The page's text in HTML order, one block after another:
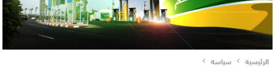
الرئيسية سياسة